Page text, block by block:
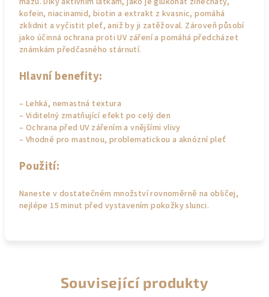
kofein, niacinamid, biotin a extrakt z kvasnic, pomáhá
zklidnit a vyčistit pleť, aniž by ji zatěžoval. Zároveň působí
jako účinná ochrana proti UV záření a pomáhá předcházet
známkám předčasného stárnutí.
Hlavní benefity:
– Lehká, nemastná textura
– Viditelný zmatňující efekt po celý den
– Ochrana před UV zářením a vnějšími vlivy
– Vhodné pro mastnou, problematickou a aknózní pleť
Použití:
Naneste v dostatečném množství rovnoměrně na obličej,
nejlépe 15 minut před vystavením pokožky slunci.
Související produkty